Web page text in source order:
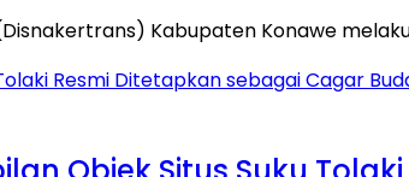
Kabupaten Konawe